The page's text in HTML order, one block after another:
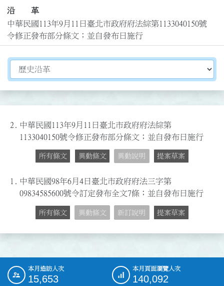
沿 革
中華民國113年9月11日臺北市政府府法綜第1133040150號
令修正發布部分條文；並自發布日施行
切換選擇法規資訊內容
2.
中華民國113年9月11日臺北市政府府法綜第
1133040150號令修正發布部分條文；並自發布日施行
所有條文 異動條文 異動說明 提案草案
1. 中華民國98年6月4日臺北市政府府法三字第
09834585600號令訂定發布全文7條；並自發布日施行
所有條文 異動條文 新訂說明 提案草案
::: 本月造訪人次
15,653
本月頁面瀏覽人次
140,092